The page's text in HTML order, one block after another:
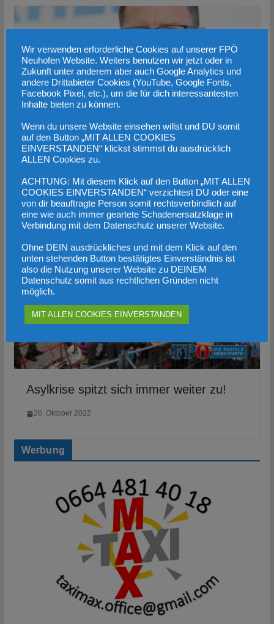
COFAG ist heißer Kandidat für den
30. Oktober 2022
Asylkrise spitzt sich immer weiter zu!
26. Oktober 2022
Werbung
Wir verwenden erforderliche Cookies auf unserer FPÖ
Neuhofen Website. Weiters benutzen wir jetzt oder in
Zukunft unter anderem aber auch Google Analytics und
andere Drittabieter Cookies (YouTube, Google Fonts,
Facebook Pixel, etc.), um die für dich interessantesten
Inhalte bieten zu können.
Wenn du unsere Website einsehen willst und DU somit
auf den Button „MIT ALLEN COOKIES
EINVERSTANDEN“ klickst stimmst du ausdrücklich
ALLEN Cookies zu.
ACHTUNG: Mit diesem Klick auf den Button „MIT ALLEN
COOKIES EINVERSTANDEN“ verzichtest DU oder eine
von dir beauftragte Person somit rechtsverbindlich auf
eine wie auch immer geartete Schadenersatzklage in
Verbindung mit dem Datenschutz unserer Website.
Ohne DEIN ausdrückliches und mit dem Klick auf den
unten stehenden Button bestätigtes Einverständnis ist
also die Nutzung unserer Website zu DEINEM
Datenschutz somit aus rechtlichen Gründen nicht
möglich.
MIT ALLEN COOKIES EINVERSTANDEN